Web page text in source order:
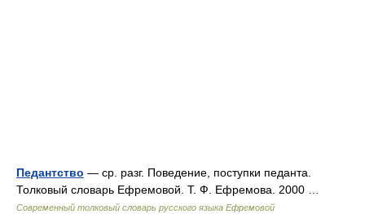
Педантство — ср. разг. Поведение, поступки педанта.
Толковый словарь Ефремовой. Т. Ф. Ефремова. 2000 …
Современный толковый словарь русского языка Ефремовой